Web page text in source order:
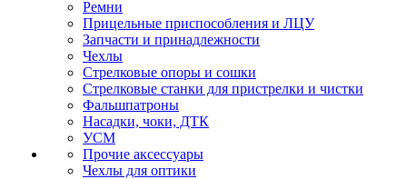
Ремни
Прицельные приспособления и ЛЦУ
Запчасти и принадлежности
Чехлы
Стрелковые опоры и сошки
Стрелковые станки для пристрелки и чистки
Фальшпатроны
Насадки, чоки, ДТК
УСМ
Прочие аксессуары
Чехлы для оптики